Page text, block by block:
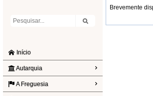
Início
Autarquia
A Freguesia
Brevemente